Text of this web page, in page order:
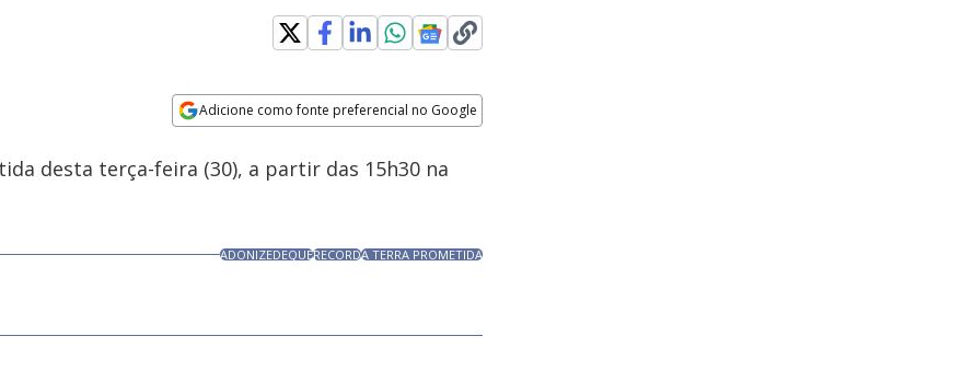
Adicione como fonte preferencial no Google
Velocidade
desta terça-feira (30), a partir das 15h30 na
ADONIZEDEQUERECORDA TERRA PROMETIDA